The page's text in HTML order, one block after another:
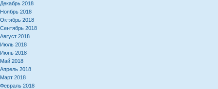
Декабрь 2018
Ноябрь 2018
Октябрь 2018
Сентябрь 2018
Август 2018
Июль 2018
Июнь 2018
Май 2018
Апрель 2018
Март 2018
Февраль 2018